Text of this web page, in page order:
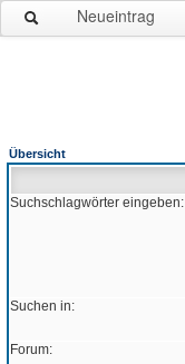
Neueintrag
Übersicht
Suchschlagwörter eingeben:
Suchen in:
Forum: